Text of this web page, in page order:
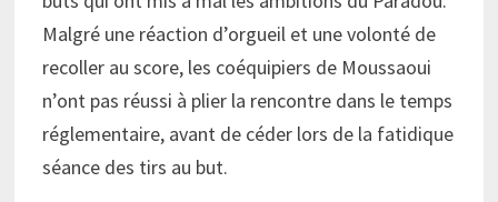
Malgré une réaction d’orgueil et une volonté de
recoller au score, les coéquipiers de Moussaoui
n’ont pas réussi à plier la rencontre dans le temps
réglementaire, avant de céder lors de la fatidique
séance des tirs au but.